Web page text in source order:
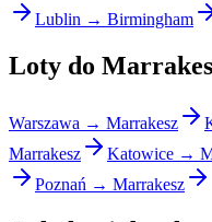
Lublin → Birmingham
Loty do
Warszawa → Marrakesz
Marrakesz
Katowice →
Poznań → Marrakesz